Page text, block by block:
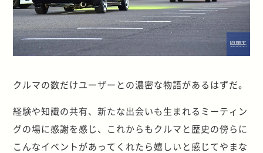
クルマの数だけユーザーとの濃密な物語があるはずだ。
経験や知識の共有、新たな出会いも生まれるミーティン
グの場に感謝を感じ、これからもクルマと歴史の傍らに
こんなイベントがあってくれたら嬉しいと感じてやまな